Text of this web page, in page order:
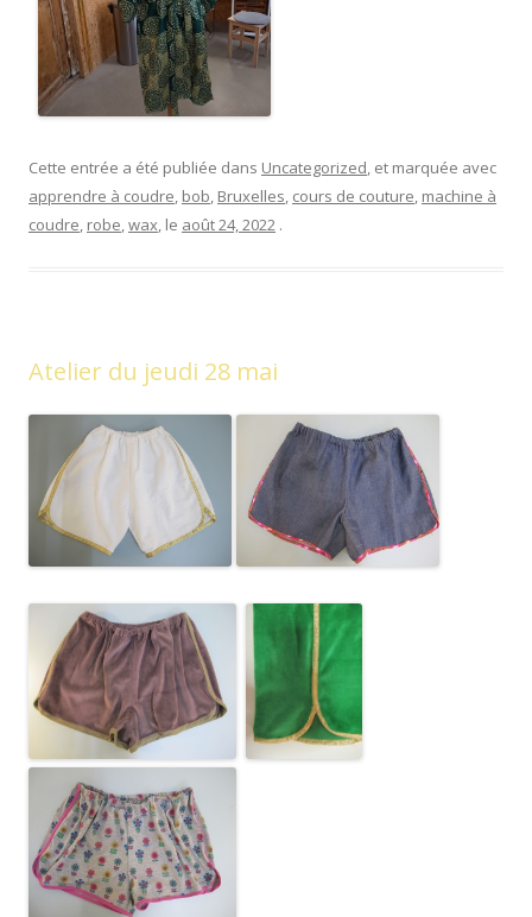
Cette entrée a été publiée dans Uncategorized , et marquée avec
apprendre à coudre bob Bruxelles cours de couture machine à
coudre robe wax , le août 24, 2022 .
Atelier du jeudi 28 mai